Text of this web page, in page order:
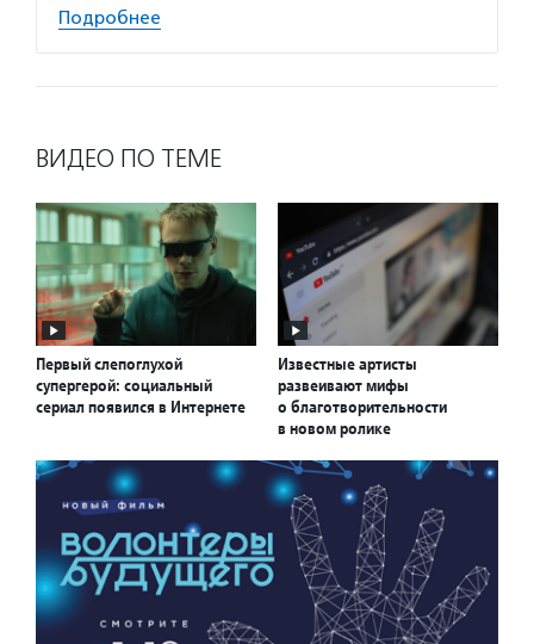
Подробнее
ВИДЕО ПО ТЕМЕ
Первый слепоглухой
супергерой: социальный
сериал появился в Интернете
Известные артисты
развеивают мифы
о благотворительности
в новом ролике